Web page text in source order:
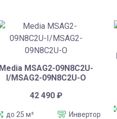
Media MSAG2-09N8C2U-
I/MSAG2-09N8C2U-O
42 490 ₽
до 25 м²
Инвертор